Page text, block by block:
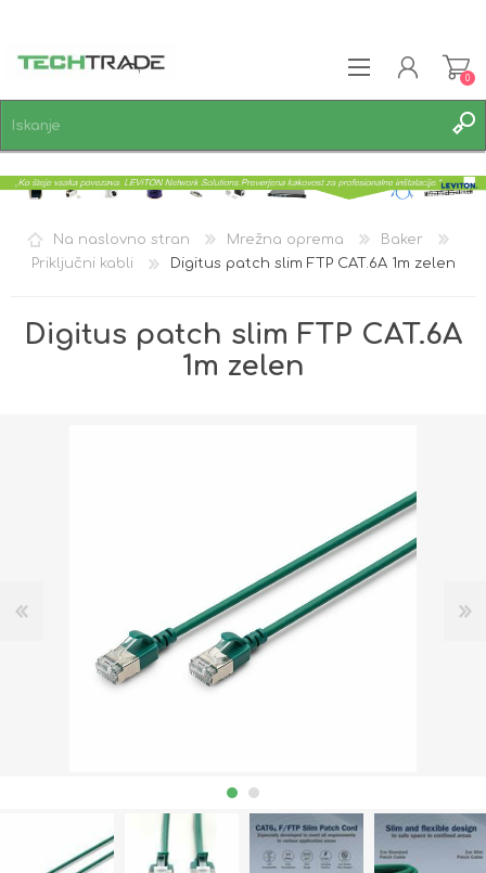
PRIJAVA
0
Na naslovno stran Mrežna oprema
Baker
Priključni kabli
Digitus patch slim FTP CAT.6A 1m zelen
Digitus patch slim FTP CAT.6A
1m zelen